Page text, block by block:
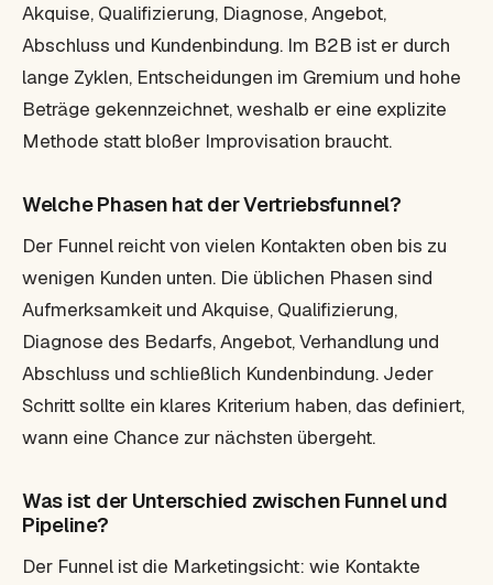
Akquise, Qualifizierung, Diagnose, Angebot,
Abschluss und Kundenbindung. Im B2B ist er durch
lange Zyklen, Entscheidungen im Gremium und hohe
Beträge gekennzeichnet, weshalb er eine explizite
Methode statt bloßer Improvisation braucht.
Welche Phasen hat der Vertriebsfunnel?
Der Funnel reicht von vielen Kontakten oben bis zu
wenigen Kunden unten. Die üblichen Phasen sind
Aufmerksamkeit und Akquise, Qualifizierung,
Diagnose des Bedarfs, Angebot, Verhandlung und
Abschluss und schließlich Kundenbindung. Jeder
Schritt sollte ein klares Kriterium haben, das definiert,
wann eine Chance zur nächsten übergeht.
Was ist der Unterschied zwischen Funnel und
Pipeline?
Der Funnel ist die Marketingsicht: wie Kontakte